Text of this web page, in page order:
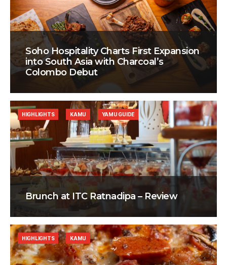
Soho Hospitality Charts First Expansion
into South Asia with Charcoal’s
Colombo Debut
Brunch at ITC Ratnadipa – Review
HIGHLIGHTS KAMU YAMU GUIDE
HIGHLIGHTS KAMU